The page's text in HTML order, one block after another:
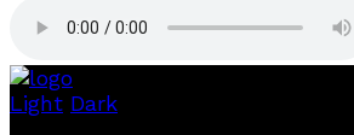
Light Dark